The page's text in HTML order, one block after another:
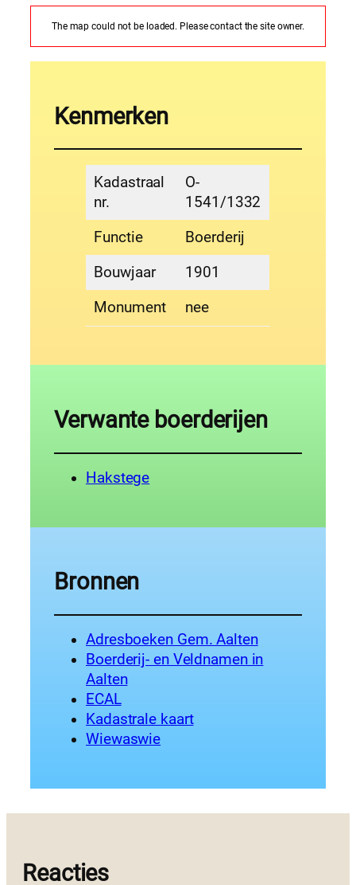
The map could not be loaded. Please contact the site owner.
Kenmerken
Kadastraal
nr.
O-
1541/1332
Functie
Boerderij
Bouwjaar
1901
Monument
nee
Verwante boerderijen
Hakstege
Bronnen
Adresboeken Gem. Aalten
Boerderij- en Veldnamen in
Aalten
ECAL
Kadastrale kaart
Wiewaswie
Reacties